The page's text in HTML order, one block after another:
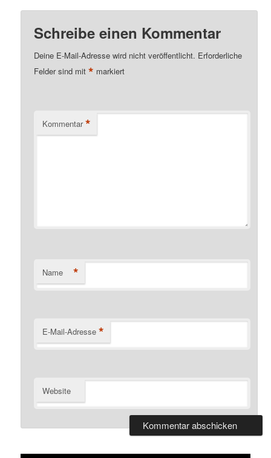
Schreibe einen Kommentar
Deine E-Mail-Adresse wird nicht veröffentlicht. Erforderliche
Felder sind mit* markiert
Kommentar *
Name *
E-Mail-Adresse *
Website